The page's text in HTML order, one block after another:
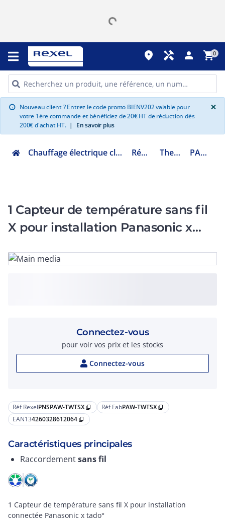
place handyman person shopping_cart0
info Nouveau client ? Entrez le code promo BIENV202 valable pour
votre 1ère commande et bénéficiez de 20€ HT de réduction dès
200€ d'achat HT. | En savoir plus
×
Chauffage électrique climatisation ventilation Régulation Thermostat PAW-TWTSX
1 Capteur de température sans fil
X pour installation Panasonic x
Réf RexelPNSPAW-TWTSX content_copy Réf FabPAW-TWTSX content_copy
EAN134260328612064 content_copy
Caractéristiques principales
Raccordementsans fil
1 Capteur de température sans fil X pour installation
connectée Panasonic x tado°
Connectez-vous
pour voir vos prix et les stocks
Connectez-vous